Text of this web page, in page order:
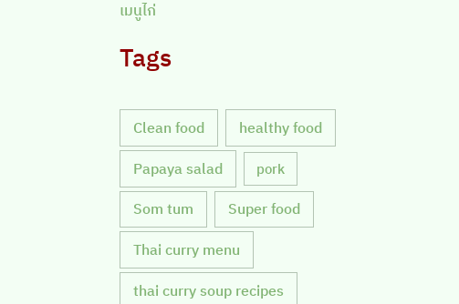
เมนูไก่
Tags
Clean food healthy food
Papaya salad pork
Som tum Super food
Thai curry menu
thai curry soup recipes